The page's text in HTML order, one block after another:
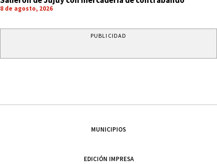
8 de agosto, 2026
PUBLICIDAD
MUNICIPIOS
EDICIÓN IMPRESA